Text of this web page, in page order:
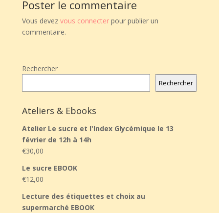
Poster le commentaire
Vous devez vous connecterpour publier un
commentaire.
Rechercher
Rechercher
Ateliers & Ebooks
Atelier Le sucre et l'Index Glycémique le 13
février de 12h à 14h
€30,00
Le sucre EBOOK
€12,00
Lecture des étiquettes et choix au
supermarché EBOOK